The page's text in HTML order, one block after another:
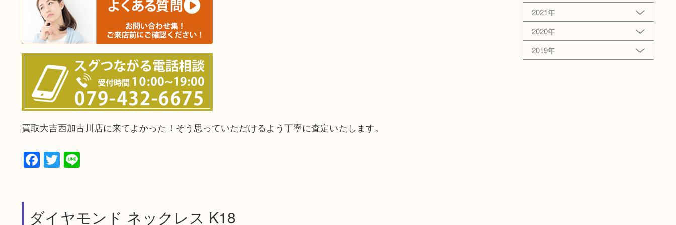
買取大吉西加古川店に来てよかった！そう思っていただけるよう丁寧に査定いたします。
Facebook
Twitter
Line
ダイヤモンド ネックレス K18
2021年
2020年
2019年